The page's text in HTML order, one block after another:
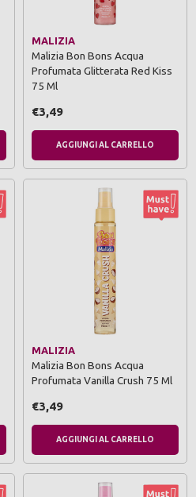
MALIZIA
Malizia Bon Bons Acqua
Profumata Glitterata Red Kiss
75 Ml
€3,49
AGGIUNGI AL CARRELLO
MALIZIA
Malizia Bon Bons Acqua
Profumata Vanilla Crush 75 Ml
€3,49
AGGIUNGI AL CARRELLO